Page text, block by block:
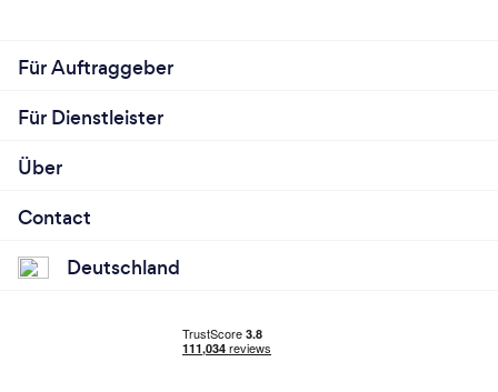
Für Auftraggeber
Für Dienstleister
Über
Contact
Deutschland